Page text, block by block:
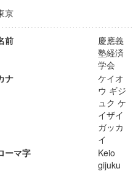
京
前
慶應義
塾経済
学会
ナ
ケイオ
ウ ギジ
ュク ケ
イザイ
ガッカ
イ
ーマ字
Keio
gijuku